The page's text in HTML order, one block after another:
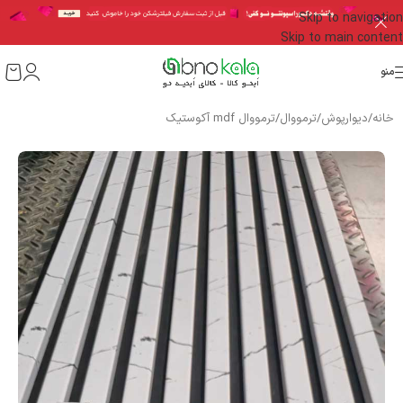
Skip to navigation
Skip to main content
منو
خانه/دیوارپوش/ترمووال/ترمووال mdf آکوستیک